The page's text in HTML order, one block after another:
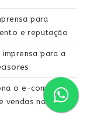
para
e reputação
para a
o e-commerce:
na era da